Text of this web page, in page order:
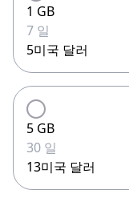
1 GB
7 일
5미국 달러
5 GB
30 일
13미국 달러